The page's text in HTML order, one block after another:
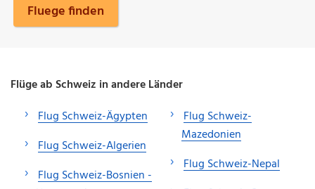
Fluege finden
Flüge ab Schweiz in andere Länder
Flug Schweiz-Ägypten
Flug Schweiz-Algerien
Flug Schweiz-Bosnien -
Flug Schweiz-
Mazedonien
Flug Schweiz-Nepal